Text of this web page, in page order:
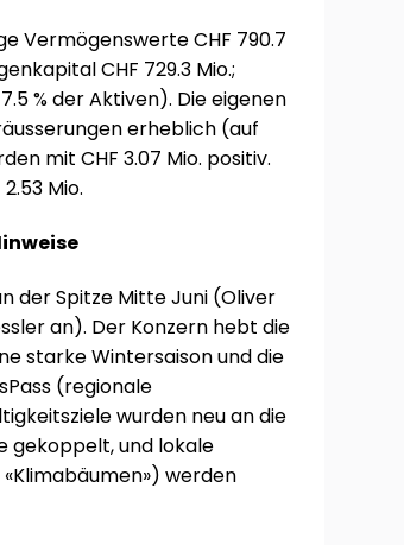
Vermögenswerte CHF 790.7
CHF 729.3 Mio.;
% der Aktiven). Die eigenen
erheblich (auf
mit CHF 3.07 Mio. positiv.
Mio.
der Spitze Mitte Juni (Oliver
an). Der Konzern hebt die
starke Wintersaison und die
(regionale
wurden neu an die
gekoppelt, und lokale
werden